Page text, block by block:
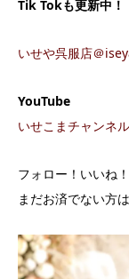
Tik Tokも更新中！
いせや呉服店＠
YouTube
いせこまチャンネル
フォロー！いいね
まだお済でない方